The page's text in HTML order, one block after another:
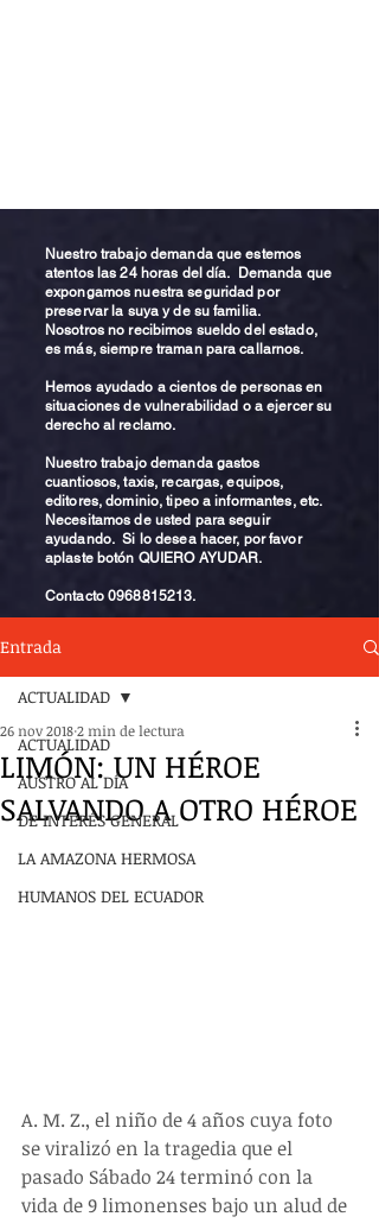
Nuestro trabajo demanda que estemos
atentos las 24 horas del día. Demanda que
expongamos nuestra seguridad por
preservar la suya y de su familia.
Nosotros no recibimos sueldo del estado,
es más, siempre traman para callarnos.
Hemos ayudado a cientos de personas en
situaciones de vulnerabilidad o a ejercer su
derecho al reclamo.
Nuestro trabajo demanda gastos
cuantiosos, taxis, recargas, equipos,
editores, dominio, tipeo a informantes, etc.
Necesitamos de usted para seguir
ayudando. Si lo desea hacer, por favor
aplaste botón QUIERO AYUDAR.
Contacto0968815213.
Entrada
ACTUALIDAD
AUSTRO AL DÍA
DE INTERÉS GENERAL
LA AMAZONA HERMOSA
HUMANOS DEL ECUADOR
ACTUALIDAD
LIMÓN: UN HÉROE
SALVANDO A OTRO HÉROE
26 nov 20182 min de lectura
A. M. Z., el niño de 4 años cuya foto
se viralizó en la tragedia que el
pasado Sábado 24 terminó con la
vida de 9 limonenses bajo un alud de